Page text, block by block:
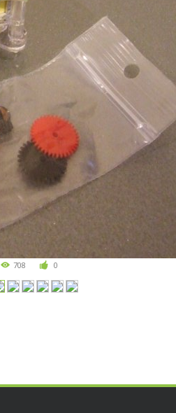
708 0